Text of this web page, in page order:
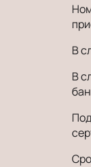
В
В